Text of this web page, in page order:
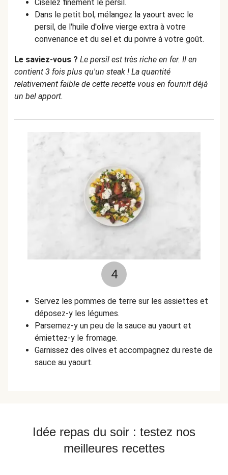
Ciselez finement le persil.
Dans le petit bol, mélangez la yaourt avec le
persil, de l'huile d'olive vierge extra à votre
convenance et du sel et du poivre à votre goût.
Le saviez-vous ? Le persil est très riche en fer. Il en
contient 3 fois plus qu'un steak ! La quantité
relativement faible de cette recette vous en fournit déjà
un bel apport.
4
Servez les pommes de terre sur les assiettes et
déposez-y les légumes.
Parsemez-y un peu de la sauce au yaourt et
émiettez-y le fromage.
Garnissez des olives et accompagnez du reste de
sauce au yaourt.
Idée repas du soir : testez nos
meilleures recettes